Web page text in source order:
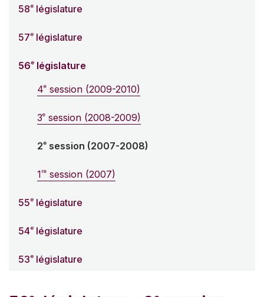
58e législature
57e législature
56e législature
4e session (2009-2010)
3e session (2008-2009)
2e session (2007-2008)
1re session (2007)
55e législature
54e législature
53e législature